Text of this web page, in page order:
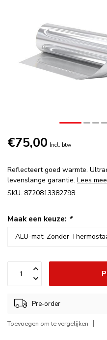
€75,00 Incl. btw
Reflecteert goed warmte.
levenslange garantie. Lees
SKU: 8720813382798
Maak een keuze: *
Pre-order
Toevoegen om te vergelijken